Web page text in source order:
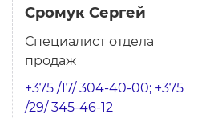
Сромук Сергей
Специалист отдела
продаж
+375 /17/ 304-40-00; +375
/29/ 345-46-12